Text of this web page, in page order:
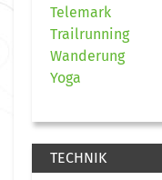
Telemark
Trailrunning
Wanderung
Yoga
TECHNIK